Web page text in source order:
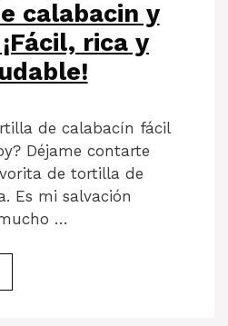
calabacin y
rica y
de calabacín fácil
Déjame contarte
de tortilla de
Es mi salvación
…